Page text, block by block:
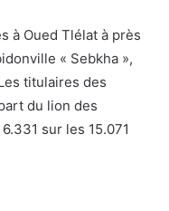
à Oued Tlélat à près
« Sebkha »,
titulaires des
du lion des
sur les 15.071